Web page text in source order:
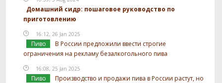
Домашний сидр: пошаговое руководство по
приготовлению
16:12, 26 Jan 2025
Пиво
В России предложили ввести строгие
ограничения на рекламу безалкогольного пива
16:08, 25 Jan 2025
Пиво
Производство и продажи пива в России растут, но